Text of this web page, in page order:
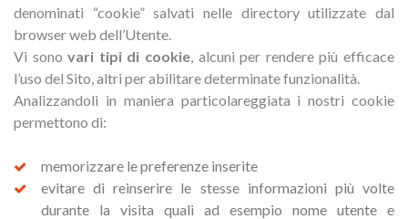
denominati “cookie” salvati nelle directory utilizzate dal
browser web dell’Utente.
Vi sonovari tipi di cookie, alcuni per rendere più efficace
l’uso del Sito, altri per abilitare determinate funzionalità.
Analizzandoli in maniera particolareggiata i nostri cookie
permettono di:
memorizzare le preferenze inserite
evitare di reinserire le stesse informazioni più volte
durante la visita quali ad esempio nome utente e